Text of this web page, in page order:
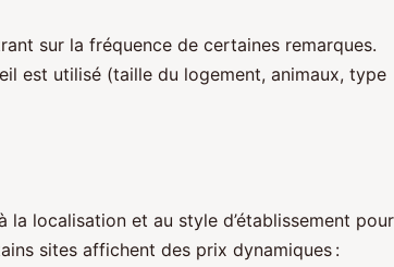
sur la fréquence de certaines remarques.
est utilisé (taille du logement, animaux, type
localisation et au style d’établissement pour
sites affichent des prix dynamiques :